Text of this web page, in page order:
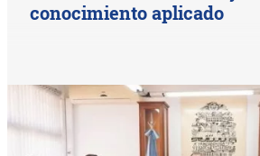
conocimiento aplicado